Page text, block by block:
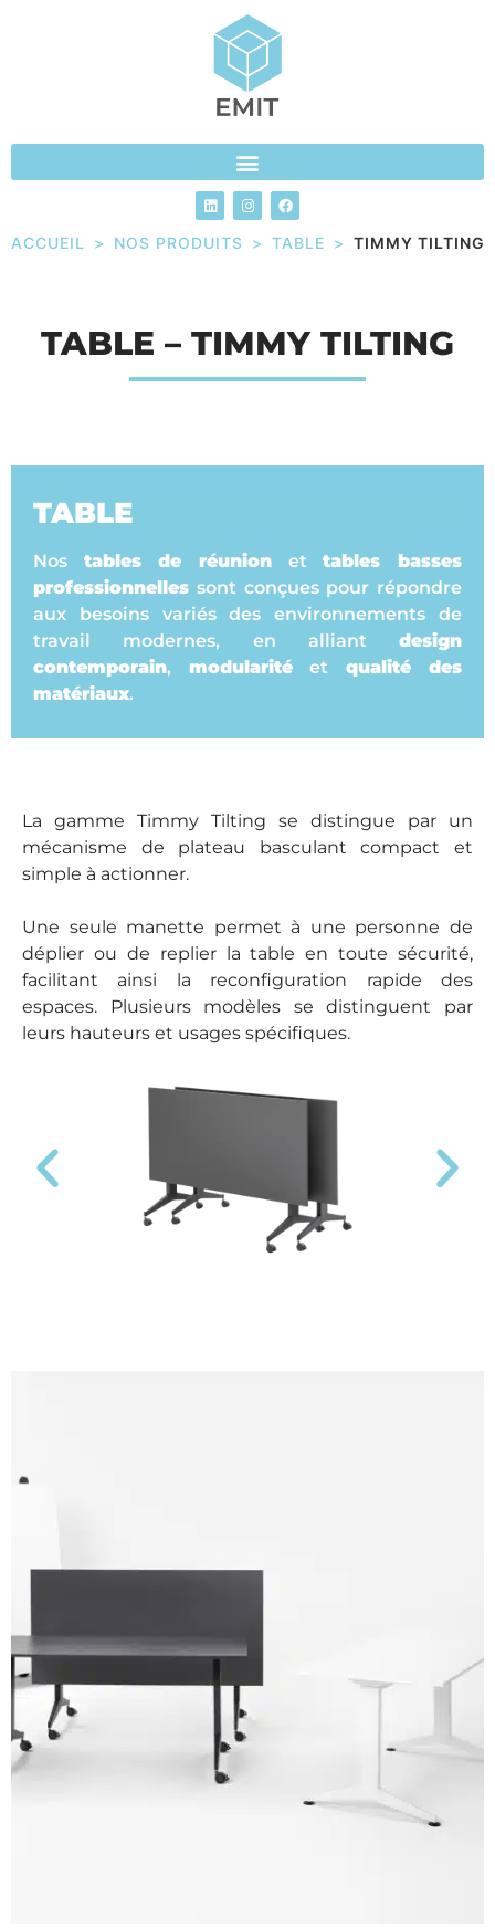
ACCUEIL > NOS PRODUITS > TABLE > TIMMY TILTING
TABLE – TIMMY TILTING
TABLE
Nos tables de réunion ettables basses
professionnelles sont conçues pour répondre
aux besoins variés des environnements de
travail modernes, en alliant design
contemporain, modularitéet qualité des
matériaux.
La gamme Timmy Tilting se distingue par un
mécanisme de plateau basculant compact et
simple à actionner.
Une seule manette permet à une personne de
déplier ou de replier la table en toute sécurité,
facilitant ainsi la reconfiguration rapide des
espaces. Plusieurs modèles se distinguent par
leurs hauteurs et usages spécifiques.